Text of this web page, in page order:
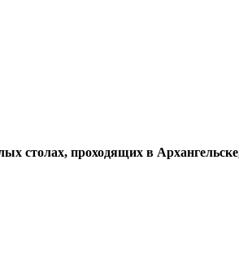
столах, проходящих в